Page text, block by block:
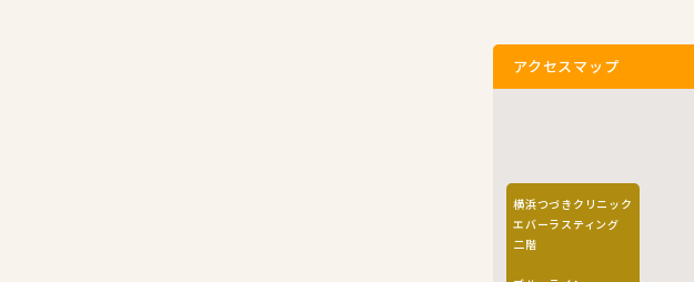
アクセスマップ
横浜つづきクリニック
エバーラスティング
二階